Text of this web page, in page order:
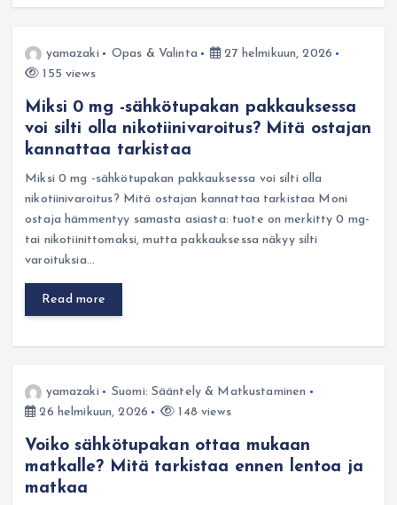
yamazaki Opas & Valinta
27 helmikuun, 2026
155 views
Miksi 0 mg -sähkötupakan pakkauksessa
voi silti olla nikotiinivaroitus? Mitä ostajan
kannattaa tarkistaa
Miksi 0 mg -sähkötupakan pakkauksessa voi silti olla
nikotiinivaroitus? Mitä ostajan kannattaa tarkistaa Moni
ostaja hämmentyy samasta asiasta: tuote on merkitty 0 mg-
tai nikotiinittomaksi, mutta pakkauksessa näkyy silti
varoituksia…
Read more
yamazaki
Suomi: Sääntely & Matkustaminen
26 helmikuun, 2026
148 views
Voiko sähkötupakan ottaa mukaan
matkalle? Mitä tarkistaa ennen lentoa ja
matkaa